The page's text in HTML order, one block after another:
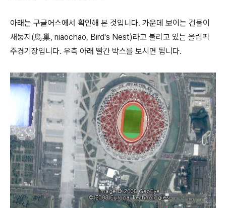
아래는 구글어스에서 확인해 본 것입니다. 가운데 보이는 건물이
새둥지(鳥巢, niaochao, Bird's Nest)라고 불리고 있는 올림픽
주경기장입니다. 우측 아래 빨간 박스를 보시면 됩니다.